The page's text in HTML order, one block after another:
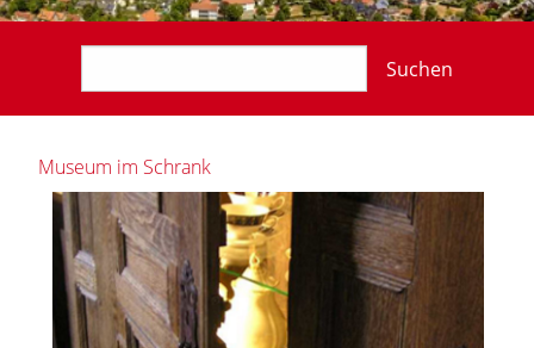
Suchen
Museum im Schrank